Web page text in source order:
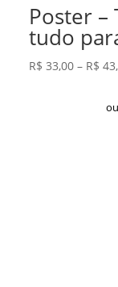
Poster –
tudo
R$ 33,00 – R$